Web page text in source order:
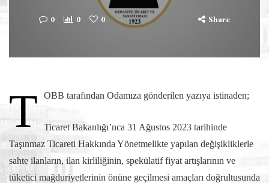
0 0 0 Share
T OBB tarafından Odamıza gönderilen yazıya istinaden;
Ticaret Bakanlığı’nca 31 Ağustos 2023 tarihinde
Taşınmaz Ticareti Hakkında Yönetmelikte yapılan değişikliklerle
sahte ilanların, ilan kirliliğinin, spekülatif fiyat artışlarının ve
tüketici mağduriyetlerinin önüne geçilmesi amaçları doğrultusunda